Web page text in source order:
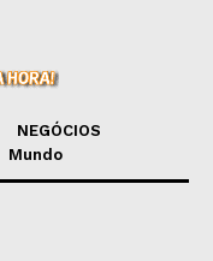
NEGÓCIOS
Mundo